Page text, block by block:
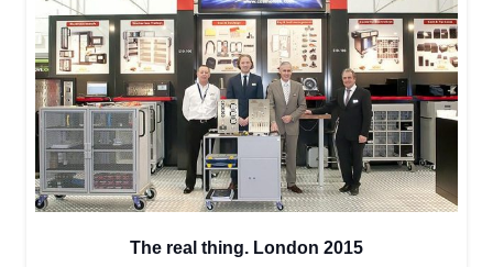
The real thing. London 2015